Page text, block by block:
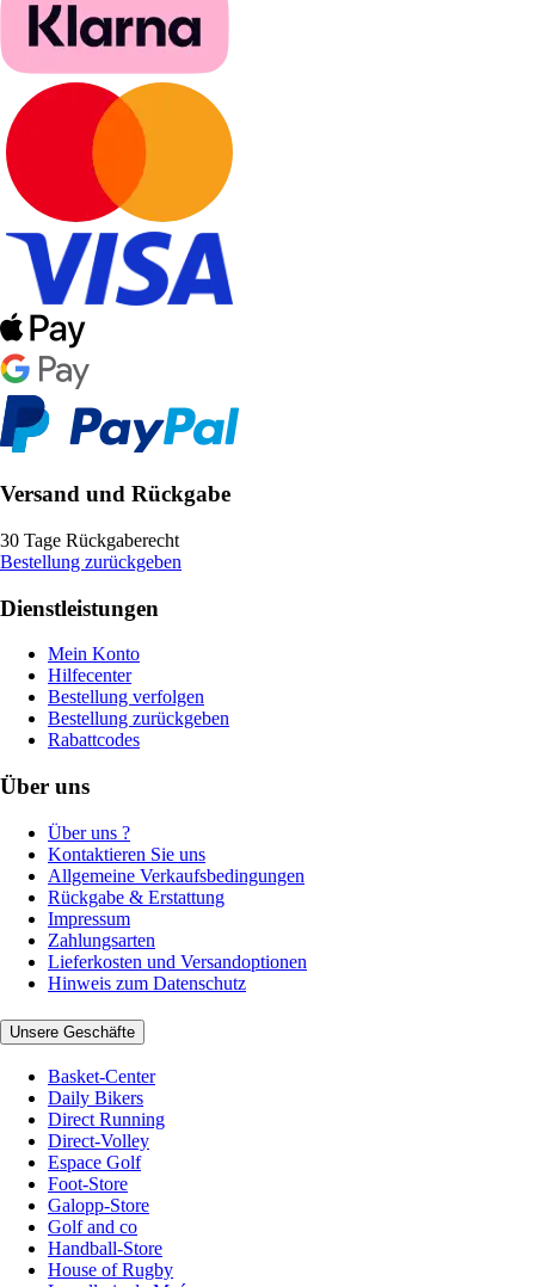
Versand und Rückgabe
30 Tage Rückgaberecht
Bestellung zurückgeben
Dienstleistungen
Mein Konto
Hilfecenter
Bestellung verfolgen
Bestellung zurückgeben
Rabattcodes
Über uns
Über uns ?
Kontaktieren Sie uns
Allgemeine Verkaufsbedingungen
Rückgabe & Erstattung
Impressum
Zahlungsarten
Lieferkosten und Versandoptionen
Hinweis zum Datenschutz
Unsere Geschäfte
Basket-Center
Daily Bikers
Direct Running
Direct-Volley
Espace Golf
Foot-Store
Galopp-Store
Golf and co
Handball-Store
House of Rugby